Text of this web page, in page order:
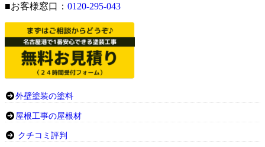
■お客様窓口： 0120-295-043
外壁塗装の塗料
屋根工事の屋根材
クチコミ評判